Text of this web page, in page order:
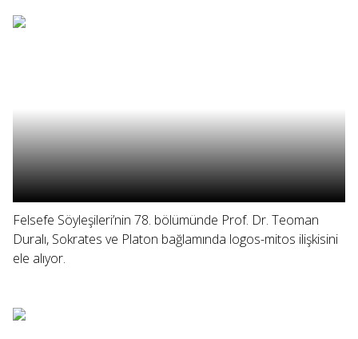
Felsefe Söyleşileri’nin 78. bölümünde Prof. Dr. Teoman
Duralı, Sokrates ve Platon bağlamında logos-mitos ilişkisini
ele alıyor.